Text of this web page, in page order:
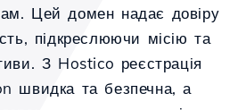
Цей домен надає довіру
підкреслюючи місію та
З Hostico реєстрація
швидка та безпечна, а